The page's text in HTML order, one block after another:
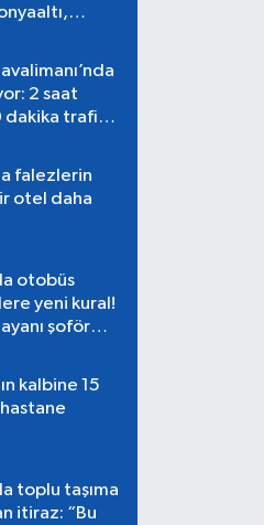
2 saat
dakika trafik,
falezlerin
otel daha
otobüs
yeni kural!
şoför
kalbine 15
toplu taşıma
itiraz: “Bu